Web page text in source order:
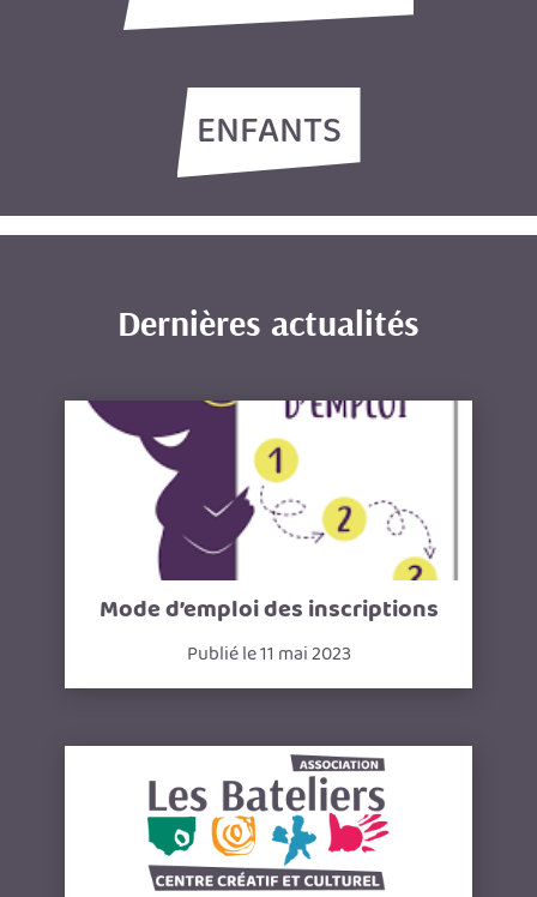
ENFANTS
Dernières actualités
Mode d’emploi des inscriptions
Publié le 11 mai 2023